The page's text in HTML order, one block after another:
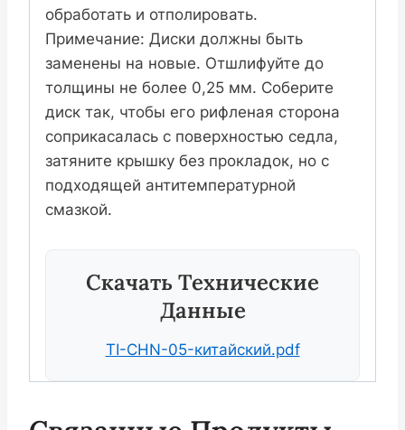
обработать и отполировать.
Примечание: Диски должны быть
заменены на новые. Отшлифуйте до
толщины не более 0,25 мм. Соберите
диск так, чтобы его рифленая сторона
соприкасалась с поверхностью седла,
затяните крышку без прокладок, но с
подходящей антитемпературной
смазкой.
Скачать Технические
Данные
TI-CHN-05-китайский.pdf